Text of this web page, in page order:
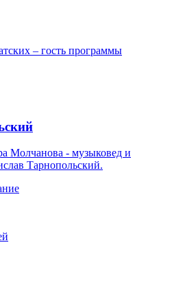
– гость программы
Молчанова - музыковед и
Тарнопольский.